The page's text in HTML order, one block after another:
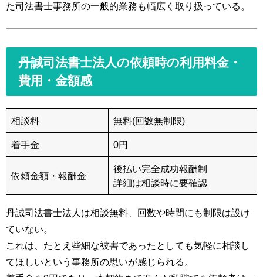
た司法書士事務所の一般的業務も幅広く取り扱っている。
丹誠司法書士法人の依頼時の利用料金・
費用・金額感
相談料 無料(回数無制限)
着手金 0円
依頼金額・報酬金
後払い完全成功報酬制
詳細は相談時に要確認
丹誠司法書士法人は相談無料、回数や時間にも制限は設け
ていない。
これは、たとえ些細な被害であったとしても気軽に相談し
てほしいという事務所の思いが感じられる。